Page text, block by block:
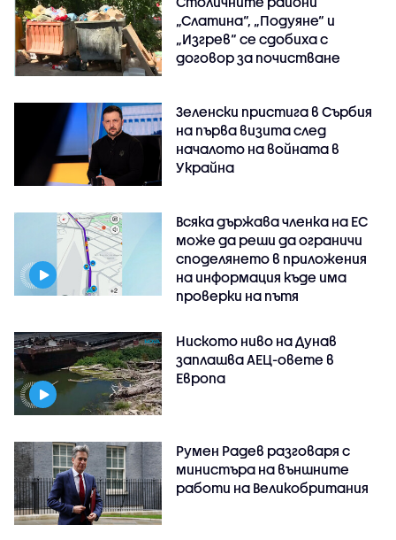
„Слатина“, „Подуяне“ и
„Изгрев“ се сдобиха с
договор за почистване
Зеленски пристига в Сърбия
на първа визита след
началото на войната в
Украйна
Всяка държава членка на ЕС
може да реши да ограничи
споделянето в приложения
на информация къде има
проверки на пътя
Ниското ниво на Дунав
заплашва АЕЦ-овете в
Европа
Румен Радев разговаря с
министъра на външните
работи на Великобритания